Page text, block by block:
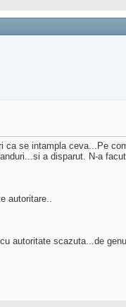
se intampla ceva...Pe
a disparut. N-a
autoritare..
autoritate scazuta...de